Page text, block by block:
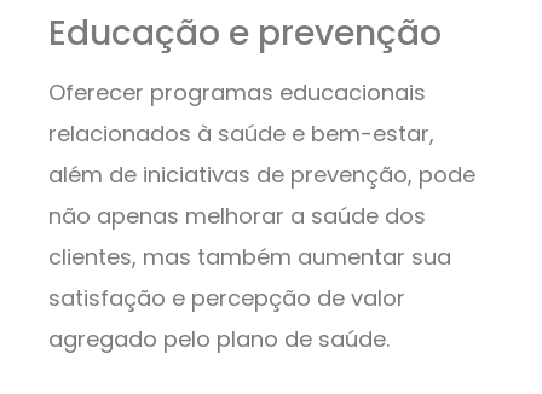
Educação e prevenção
Oferecer programas educacionais
relacionados à saúde e bem-estar,
além de iniciativas de prevenção, pode
não apenas melhorar a saúde dos
clientes, mas também aumentar sua
satisfação e percepção de valor
agregado pelo plano de saúde.